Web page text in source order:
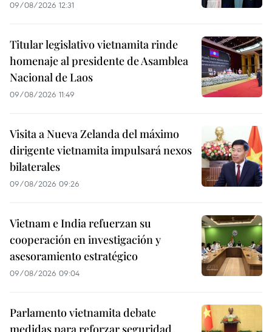
09/08/2026 12:31
Titular legislativo vietnamita rinde
homenaje al presidente de Asamblea
Nacional de Laos
09/08/2026 11:49
Visita a Nueva Zelanda del máximo
dirigente vietnamita impulsará nexos
bilaterales
09/08/2026 09:26
Vietnam e India refuerzan su
cooperación en investigación y
asesoramiento estratégico
09/08/2026 09:04
Parlamento vietnamita debate
medidas para reforzar seguridad